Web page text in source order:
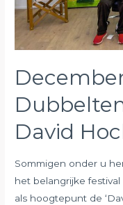
David
Sommigen onder u
het belangrijke
als hoogtepunt de